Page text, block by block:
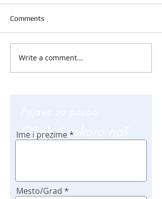
Comments
Write a comment...
Očekuj uskoro naš
Ime i prezime
Mesto/Grad